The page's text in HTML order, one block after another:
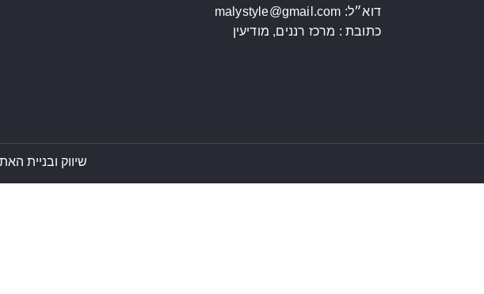
דוא״ל: malystyle@gmail.com
כתובת : מרכז רננים, מודיעין
שיווק ובניית